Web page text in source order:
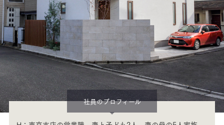
社員のプロフィール